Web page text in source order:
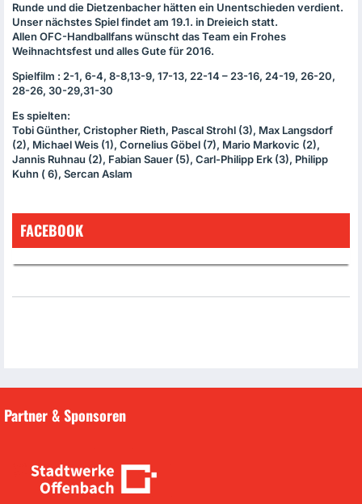
Runde und die Dietzenbacher hätten ein Unentschieden verdient.
Unser nächstes Spiel findet am 19.1. in Dreieich statt.
Allen OFC-Handballfans wünscht das Team ein Frohes
Weihnachtsfest und alles Gute für 2016.
Spielfilm : 2-1, 6-4, 8-8,13-9, 17-13, 22-14 – 23-16, 24-19, 26-20,
28-26, 30-29,31-30
Es spielten:
Tobi Günther, Cristopher Rieth, Pascal Strohl (3), Max Langsdorf
(2), Michael Weis (1), Cornelius Göbel (7), Mario Markovic (2),
Jannis Ruhnau (2), Fabian Sauer (5), Carl-Philipp Erk (3), Philipp
Kuhn ( 6), Sercan Aslam
FACEBOOK
Partner & Sponsoren